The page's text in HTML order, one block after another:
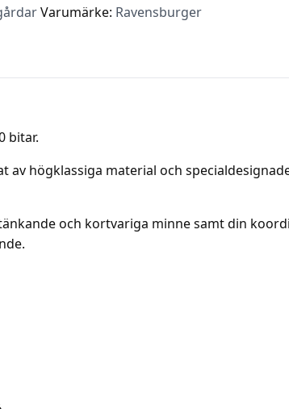
Varumärke: Ravensburger
bitar.
högklassiga material och
och kortvariga minne samt din